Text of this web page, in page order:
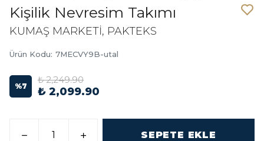
Kişilik Nevresim Takımı
KUMAŞ MARKETİ, PAKTEKS
Ürün Kodu: 7MECVY9B-utal
%7
₺ 2,249.90
₺ 2,099.90
SEPETE EKLE